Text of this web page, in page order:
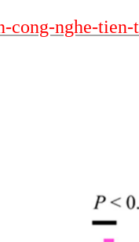
nghe-tien-